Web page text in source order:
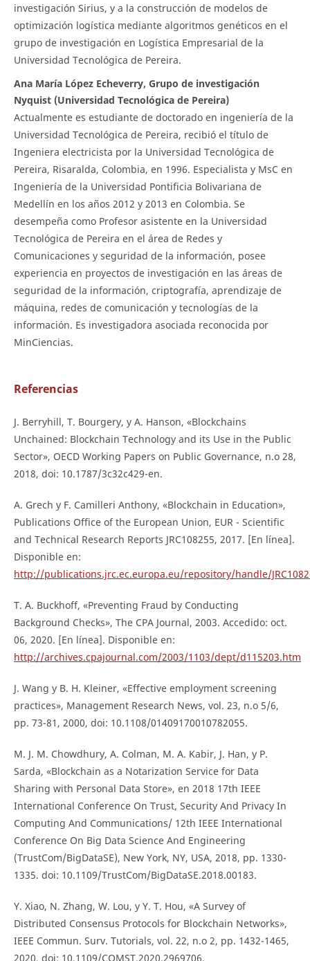
investigación Sirius, y a la construcción de modelos de
optimización logística mediante algoritmos genéticos en el
grupo de investigación en Logística Empresarial de la
Universidad Tecnológica de Pereira.
Ana María López Echeverry, Grupo de investigación
Nyquist (Universidad Tecnológica de Pereira)
Actualmente es estudiante de doctorado en ingeniería de la
Universidad Tecnológica de Pereira, recibió el título de
Ingeniera electricista por la Universidad Tecnológica de
Pereira, Risaralda, Colombia, en 1996. Especialista y MsC en
Ingeniería de la Universidad Pontificia Bolivariana de
Medellín en los años 2012 y 2013 en Colombia. Se
desempeña como Profesor asistente en la Universidad
Tecnológica de Pereira en el área de Redes y
Comunicaciones y seguridad de la información, posee
experiencia en proyectos de investigación en las áreas de
seguridad de la información, criptografía, aprendizaje de
máquina, redes de comunicación y tecnologías de la
información. Es investigadora asociada reconocida por
MinCiencias.
Referencias
J. Berryhill, T. Bourgery, y A. Hanson, «Blockchains
Unchained: Blockchain Technology and its Use in the Public
Sector», OECD Working Papers on Public Governance, n.o 28,
2018, doi: 10.1787/3c32c429-en.
A. Grech y F. Camilleri Anthony, «Blockchain in Education»,
Publications Office of the European Union, EUR - Scientific
and Technical Research Reports JRC108255, 2017. [En línea].
Disponible en:
http://publications.jrc.ec.europa.eu/repository/handle/
T. A. Buckhoff, «Preventing Fraud by Conducting
Background Checks», The CPA Journal, 2003. Accedido: oct.
06, 2020. [En línea]. Disponible en:
http://archives.cpajournal.com/2003/1103/dept/d115203.htm
J. Wang y B. H. Kleiner, «Effective employment screening
practices», Management Research News, vol. 23, n.o 5/6,
pp. 73-81, 2000, doi: 10.1108/01409170010782055.
M. J. M. Chowdhury, A. Colman, M. A. Kabir, J. Han, y P.
Sarda, «Blockchain as a Notarization Service for Data
Sharing with Personal Data Store», en 2018 17th IEEE
International Conference On Trust, Security And Privacy In
Computing And Communications/ 12th IEEE International
Conference On Big Data Science And Engineering
(TrustCom/BigDataSE), New York, NY, USA, 2018, pp. 1330-
1335. doi: 10.1109/TrustCom/BigDataSE.2018.00183.
Y. Xiao, N. Zhang, W. Lou, y Y. T. Hou, «A Survey of
Distributed Consensus Protocols for Blockchain Networks»,
IEEE Commun. Surv. Tutorials, vol. 22, n.o 2, pp. 1432-1465,
2020, doi: 10.1109/COMST.2020.2969706.